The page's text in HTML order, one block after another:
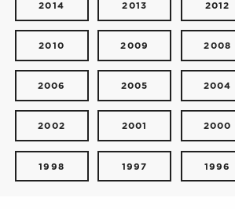
2014 2013 2012
2010 2009 2008
2006 2005 2004
2002 2001 2000
1998 1997 1996